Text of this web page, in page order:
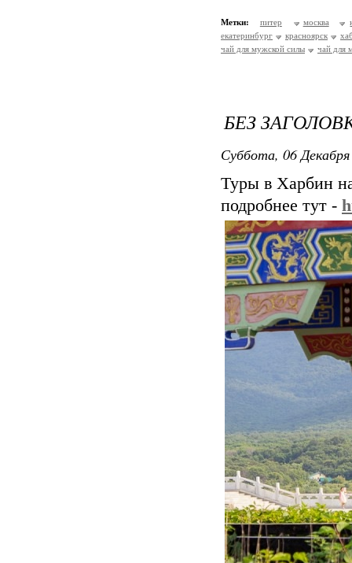
Метки: питер москва
екатеринбург
красноярск
чай для мужской силы
чай для
БЕЗ
Суббота, 06
Туры в Харбин
подробнее тут -